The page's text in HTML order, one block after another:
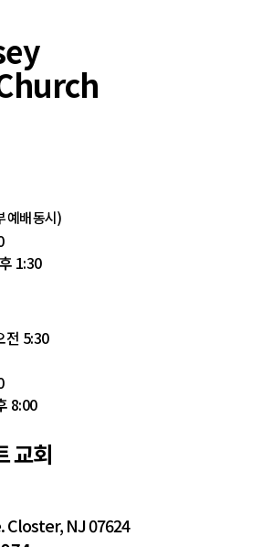
예배 동시)
1:30
전 5:30
8:00
교회
Closter, NJ 07624